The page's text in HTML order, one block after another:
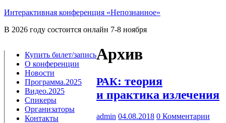
Интерактивная конференция «Непознанное»
В 2026 году состоится онлайн 7-8 ноября
Купить билет/​запись
О конференции
Новости
Программа.2025
Видео.2025
Спикеры
Организаторы
Контакты
Архив
РАК: теория
и практика излечения
admin 04.08.2018 0 Комментарии